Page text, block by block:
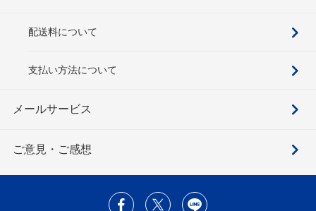
配送料について
支払い方法について
メールサービス
ご意見・ご感想